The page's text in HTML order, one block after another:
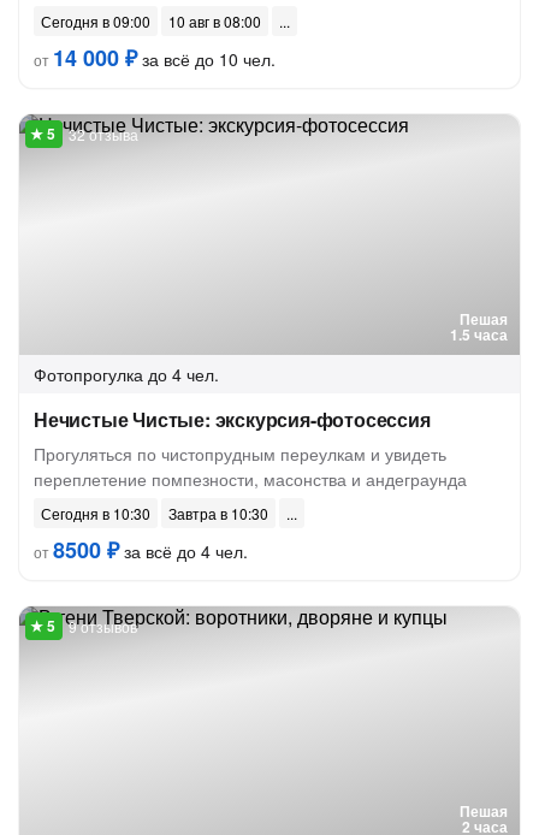
Сегодня в 09:00
10 авг в 08:00
от 14 000 ₽за всё до 10 чел.
Пешая
1.5 часа
32 отзыва
Фотопрогулка до 4 чел.
Нечистые Чистые: экскурсия-фотосессия
Прогуляться по чистопрудным переулкам и увидеть
переплетение помпезности, масонства и андеграунда
Сегодня в 10:30
Завтра в 10:30
от8500 ₽за всё до 4 чел.
Пешая
2 часа
9 отзывов